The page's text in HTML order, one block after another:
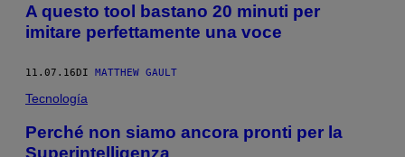
A questo tool bastano 20 minuti per
imitare perfettamente una voce
11.07.16DI MATTHEW GAULT
Tecnología
Perché non siamo ancora pronti per la